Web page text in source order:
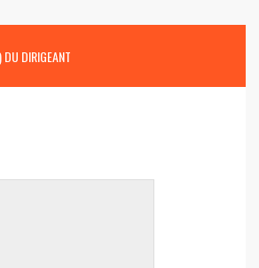
DU DIRIGEANT